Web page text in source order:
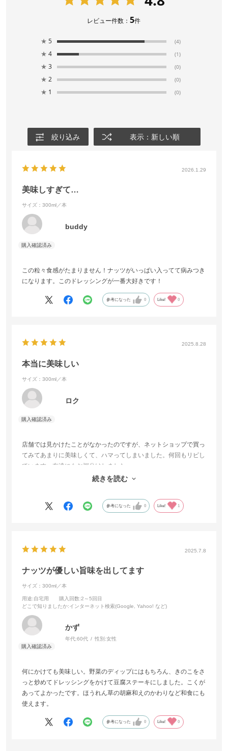
レビュー件数：5件
★ 5 (4)
★ 4 (1)
★ 3 (0)
★ 2 (0)
★ 1 (0)
絞り込み 表示：新しい順
2026.1.29
美味しすぎて…
サイズ：300ml／本
buddy
この粒々食感がたまりません！ナッツがいっぱい入ってて病みつき
になります。このドレッシングが一番大好きです！
参考になった 0 Like! 0
2025.8.28
本当に美味しい
サイズ：300ml／本
ロク
店舗では見かけたことがなかったのですが、ネットショップで買っ
てみてあまりに美味しくて、ハマってしまいました。何回もリピし
ています。友達にもお裾分けしました。
温野菜や魚介類にもよく合うし、ついつい食べ過ぎてしまうのが難
続きを読む
参考になった 0 Like! 1
2025.7.8
ナッツが優しい旨味を出してます
サイズ：300ml／本
用途:自宅用 購入回数:2～5回目
どこで知りましたか:インターネット検索(Google, Yahoo! など)
かず
年代:60代 性別:女性
何にかけても美味しい。野菜のディップにはもちろん、きのこをさ
っと炒めてドレッシングをかけて豆腐ステーキにしました。こくが
あってよかったです。ほうれん草の胡麻和えのかわりなど和食にも
使えます。
参考になった 0 Like! 0